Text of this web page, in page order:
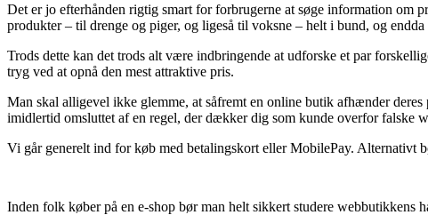
Det er jo efterhånden rigtig smart for forbrugerne at søge information om
produkter – til drenge og piger, og ligeså til voksne – helt i bund, og
Trods dette kan det trods alt være indbringende at udforske et par
tryg ved at opnå den mest attraktive pris.
Man skal alligevel ikke glemme, at såfremt en online butik afhænder
imidlertid omsluttet af en regel, der dækker dig som kunde overfor falske
Vi går generelt ind for køb med betalingskort eller MobilePay. Alternativt
Inden folk køber på en e-shop bør man helt sikkert studere webbutikkens